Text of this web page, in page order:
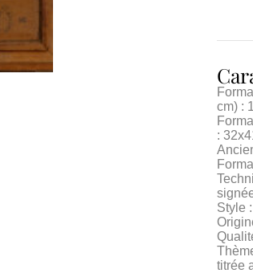
cm) :
:
Style
titrée